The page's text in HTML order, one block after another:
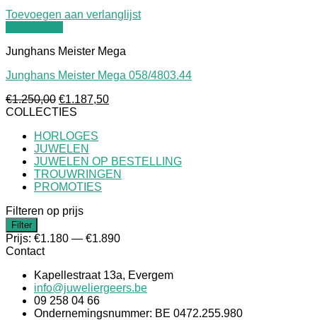
Toevoegen aan verlanglijst
Junghans Meister Mega
Junghans Meister Mega 058/4803.44
€1.250,00 Oorspronkelijke
prijs
€1.250,00.
€1.187,50Huidige
COLLECTIES
HORLOGES
JUWELEN
JUWELEN OP BESTELLING
TROUWRINGEN
PROMOTIES
Filteren op prijs
Min.
prijs
Max.
prijs
Filter
Prijs: €1.180 — €1.890
Contact
Kapellestraat 13a, Evergem
info@juweliergeers.be
09 258 04 66
Ondernemingsnummer: BE 0472.255.980